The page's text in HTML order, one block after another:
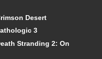
Desert
3
Stranding 2: On